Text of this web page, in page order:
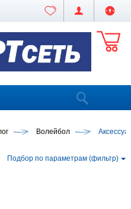
Волейбол
Подбор по параметрам (фильтр)